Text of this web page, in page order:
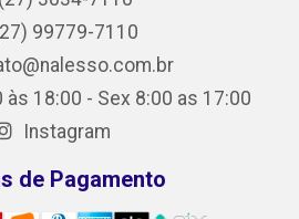
99779-7110
às 18:00 - Sex 8:00 as 17:00
Instagram
de Pagamento